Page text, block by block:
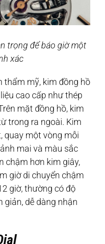
trọng để báo giờ một
xác
thẩm mỹ, kim đồng hồ
cao cấp như thép
mặt đồng hồ, kim
trong ra ngoài. Kim
quay một vòng mỗi
mai và màu sắc
chậm hơn kim giây,
giờ di chuyển chậm
giờ, thường có độ
giản, dễ dàng nhận